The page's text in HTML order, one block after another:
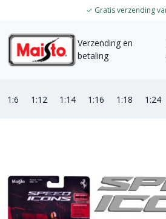
✓ Gratis verzending
Verzending en
betaling
1:6 1:12 1:14 1:16 1:18 1:24